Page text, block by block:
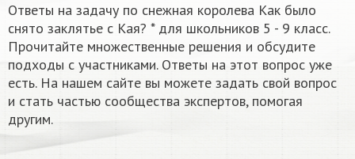
Ответы на задачу по снежная королева Как было
снято заклятье с Кая? *​ для школьников 5 - 9 класс.
Прочитайте множественные решения и обсудите
подходы с участниками. Ответы на этот вопрос уже
есть. На нашем сайте вы можете задать свой вопрос
и стать частью сообщества экспертов, помогая
другим.